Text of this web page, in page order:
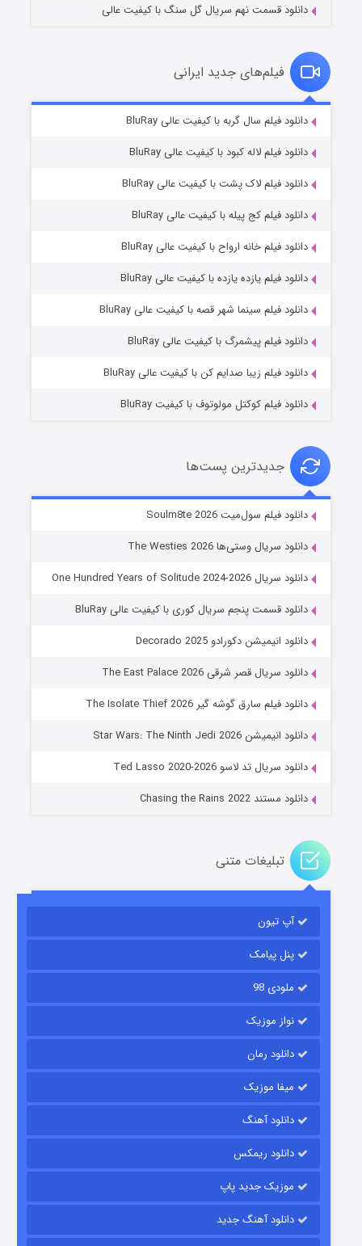
قسمت۷ (زیرنویس) منتشر شد
خاندان اژدها فصل ۳
جادوگری در مغولستان
قسمت ۱۴ (زیرنویس) منتشر شد
قسمت
دانلود قسمت نهم سریال گل سنگ با کیفیت عالی
فیلم‌های جدید ایرانی
دانلود فیلم سال گربه با کیفیت عالی BluRay
دانلود فیلم لاله کبود با کیفیت عالی BluRay
دانلود فیلم لاک پشت با کیفیت عالی BluRay
دانلود فیلم کج‌ پیله با کیفیت عالی BluRay
دانلود فیلم خانه ارواح با کیفیت عالی BluRay
دانلود فیلم یازده یازده با کیفیت عالی BluRay
دانلود فیلم سینما شهر قصه با کیفیت عالی BluRay
دانلود فیلم پیشمرگ با کیفیت عالی BluRay
دانلود فیلم زیبا صدایم کن با کیفیت عالی BluRay
دانلود فیلم کوکتل مولوتوف با کیفیت BluRay
جدیدترین پست‌ها
دانلود فیلم سول‌میت Soulm8te 2026
دانلود سریال وستی‌ها The Westies 2026
دانلود سریال One Hundred Years of Solitude 2024-2026
دانلود قسمت پنجم سریال کوری با کیفیت عالی BluRay
دانلود انیمیشن دکورادو Decorado 2025
دانلود سریال قصر شرقی The East Palace 2026
دانلود فیلم سارق گوشه گیر The Isolate Thief 2026
دانلود انیمیشن Star Wars: The Ninth Jedi 2026
دانلود سریال تد لاسو Ted Lasso 2020-2026
دانلود مستند Chasing the Rains 2022
تبلیغات متنی
آپ تیون
پنل پیامک
ملودی 98
نواز موزیک
دانلود رمان
میفا موزیک
دانلود آهنگ
دانلود ریمکس
موزیک جدید پاپ
دانلود آهنگ جدید